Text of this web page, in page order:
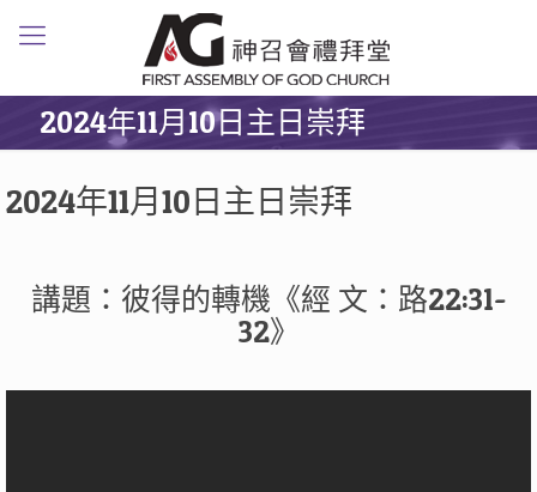
2024年11月10日主日崇拜
2024年11月10日主日崇拜
講題：彼得的轉機《經 文：路22:31-
32》